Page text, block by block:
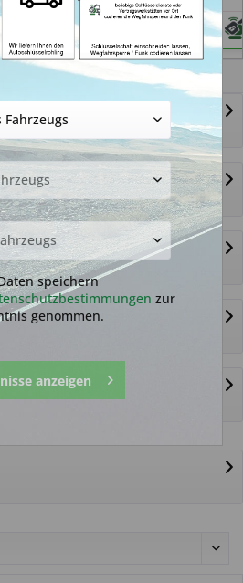
Zubehör
speichern
zur
genommen.
anzeigen